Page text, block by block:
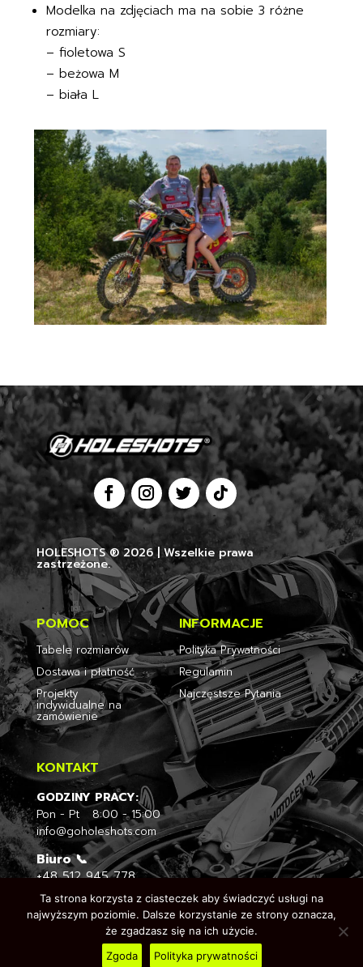
Modelka na zdjęciach ma na sobie 3 różne
rozmiary:
– fioletowa S
– beżowa M
– biała L
HOLESHOTS ® 2026 | Wszelkie prawa
zastrzeżone.
POMOC
Tabele rozmiarów
Dostawa i płatność
Projekty
indywidualne na
zamówienie
INFORMACJE
Polityka Prywatności
Regulamin
Najczęstsze Pytania
KONTAKT
GODZINY PRACY:
Pon - Pt 8:00 - 15:00
info@goholeshots.com
Biuro 📞
+48512 945 778
Dział graficzny🎨
+ 48512 012 212
Ta strona korzysta z ciasteczek aby świadczyć usługi na
najwyższym poziomie. Dalsze korzystanie ze strony oznacza,
że zgadzasz się na ich użycie.
Zgoda
Polityka prywatności